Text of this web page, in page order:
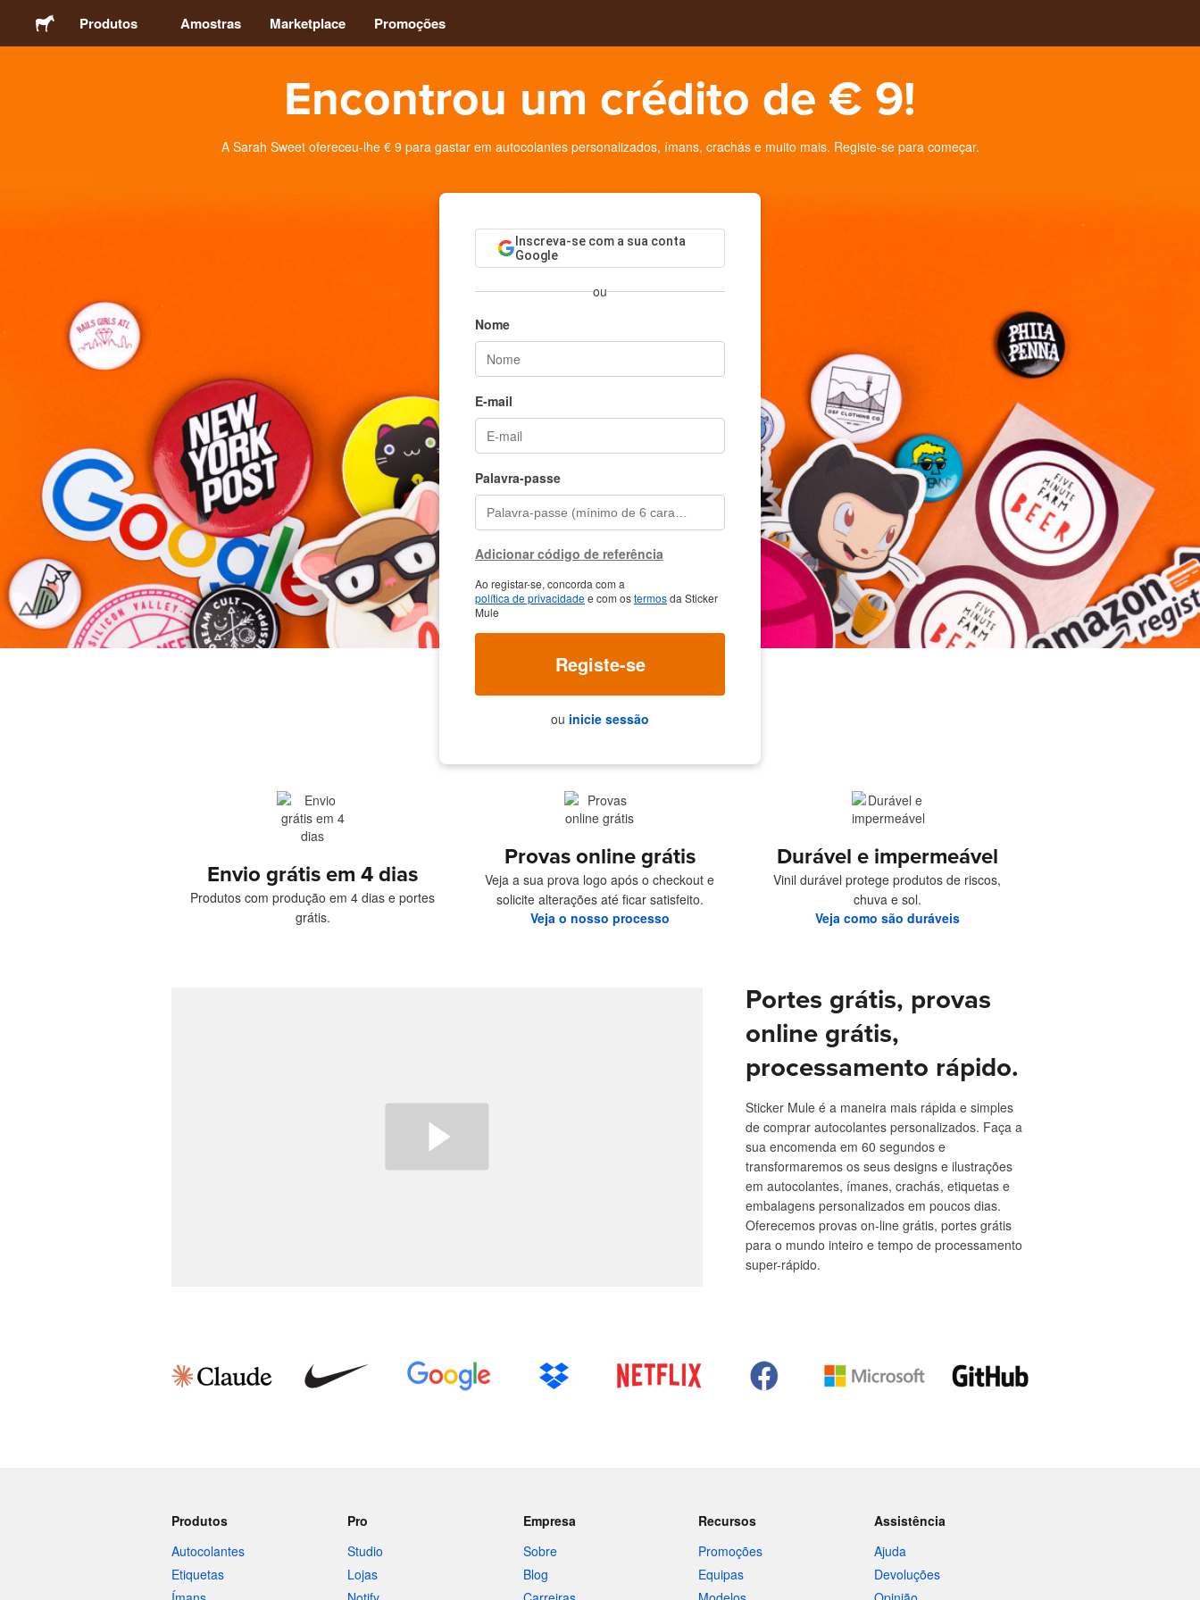
Produtos
Embalagens
Vestuário
Mais produtos
Amostras
Amostras Marketplace Promoções
Encontrou um crédito de € 9!
A Sarah Sweet ofereceu-lhe € 9 para gastar em autocolantes personalizados, ímans, crachás e muito mais. Registe-se para começar.
Inscreva-se com a sua conta
Google
ou
Nome
E-mail
Palavra-passe
Adicionar código de referência
Ao registar-se, concorda com a
política de privacidadee com ostermosda Sticker
Mule
Registe-se
ou inicie sessão
Envio grátis em 4 dias
Produtos com produção em 4 dias e portes
grátis.
Provas online grátis
Veja a sua prova logo após o checkout e
solicite alterações até ficar satisfeito.
Veja o nosso processo
Durável e impermeável
Vinil durável protege produtos de riscos,
chuva e sol.
Veja como são duráveis
Portes grátis, provas
online grátis,
processamento rápido.
Sticker Mule é a maneira mais rápida e simples
de comprar autocolantes personalizados. Faça a
sua encomenda em 60 segundos e
transformaremos os seus designs e ilustrações
em autocolantes, ímanes, crachás, etiquetas e
embalagens personalizados em poucos dias.
Oferecemos provas on-line grátis, portes grátis
para o mundo inteiro e tempo de processamento
super-rápido.
Produtos
Autocolantes
Etiquetas
Pro
Studio
Lojas
Empresa
Sobre
Blog
Recursos
Promoções
Equipas
Assistência
Ajuda
Devoluções